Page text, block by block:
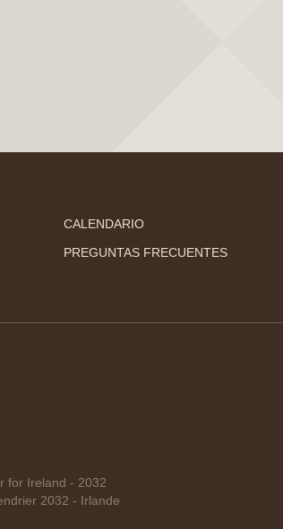
CALENDARIO
PREGUNTAS FRECUENTES
for Ireland - 2032
2032 - Irlande